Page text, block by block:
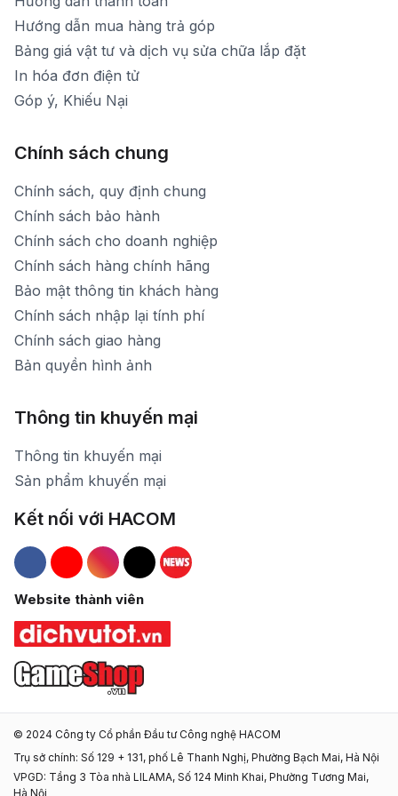
Hướng dẫn mua hàng trả góp
Bảng giá vật tư và dịch vụ sửa chữa lắp đặt
In hóa đơn điện tử
Góp ý, Khiếu Nại
Chính sách chung
Chính sách, quy định chung
Chính sách bảo hành
Chính sách cho doanh nghiệp
Chính sách hàng chính hãng
Bảo mật thông tin khách hàng
Chính sách nhập lại tính phí
Chính sách giao hàng
Bản quyền hình ảnh
Thông tin khuyến mại
Thông tin khuyến mại
Sản phẩm khuyến mại
Kết nối với HACOM
Hacom Facebook
Hacom YouTube
Hacom Instagram
Hacom TikTok
Website thành viên
© 2024 Công ty Cổ phần Đầu tư Công nghệ HACOM
Trụ sở chính: Số 129 + 131, phố Lê Thanh Nghị, Phường Bạch Mai, Hà Nội
VPGD: Tầng 3 Tòa nhà LILAMA, Số 124 Minh Khai, Phường Tương Mai,
Hà Nội